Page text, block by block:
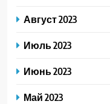
Август 2023
Июль 2023
Июнь 2023
Май 2023